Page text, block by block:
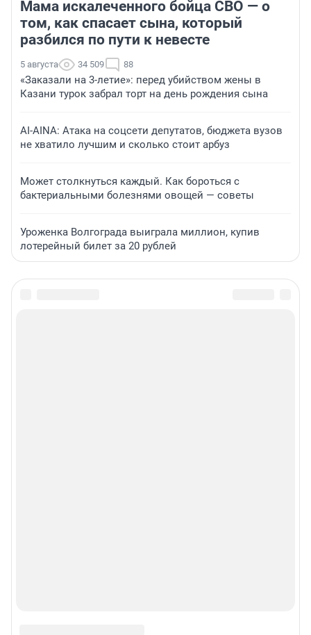
Мама искалеченного бойца СВО — о
том, как спасает сына, который
разбился по пути к невесте
5 августа 34 509 88
«Заказали на 3-летие»: перед убийством жены в
Казани турок забрал торт на день рождения сына
AI-AINA: Атака на соцсети депутатов, бюджета вузов
не хватило лучшим и сколько стоит арбуз
Может столкнуться каждый. Как бороться с
бактериальными болезнями овощей — советы
Уроженка Волгограда выиграла миллион, купив
лотерейный билет за 20 рублей